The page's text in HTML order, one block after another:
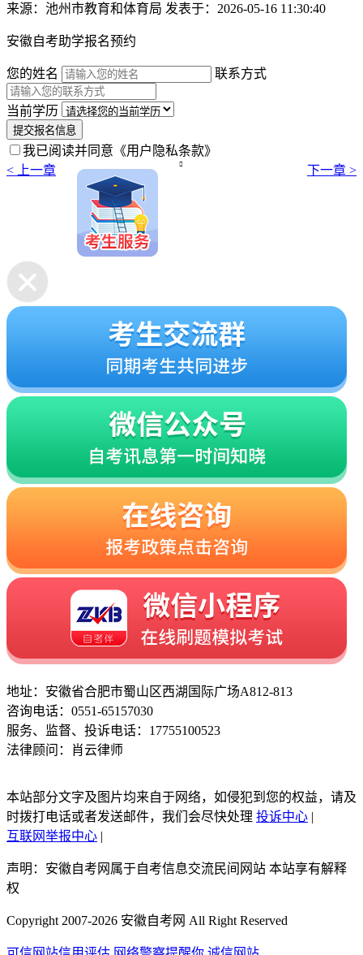
来源：池州市教育和体育局 发表于：2026-05-16 11:30:40
安徽自考助学报名预约
您的姓名 联系方式
当前学历
提交报名信息
我已阅读并同意 《用户隐私条款》
< 上一章
 下一章 >
地址：安徽省合肥市蜀山区西湖国际广场A812-813
咨询电话：0551-65157030
服务、监督、投诉电话：17755100523
法律顾问：肖云律师
本站部分文字及图片均来自于网络，如侵犯到您的权益，请及
时拨打电话或者发送邮件，我们会尽快处理 投诉中心 |
互联网举报中心 |
声明：安徽自考网属于自考信息交流民间网站 本站享有解释
权
Copyright 2007-2026 安徽自考网 All Right Reserved